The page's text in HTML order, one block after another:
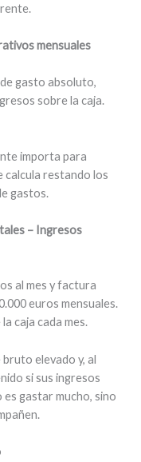
mensuales
gasto absoluto,
sobre la caja.
importa para
calcula restando los
gastos.
– Ingresos
al mes y factura
euros mensuales.
caja cada mes.
elevado y, al
si sus ingresos
gastar mucho, sino